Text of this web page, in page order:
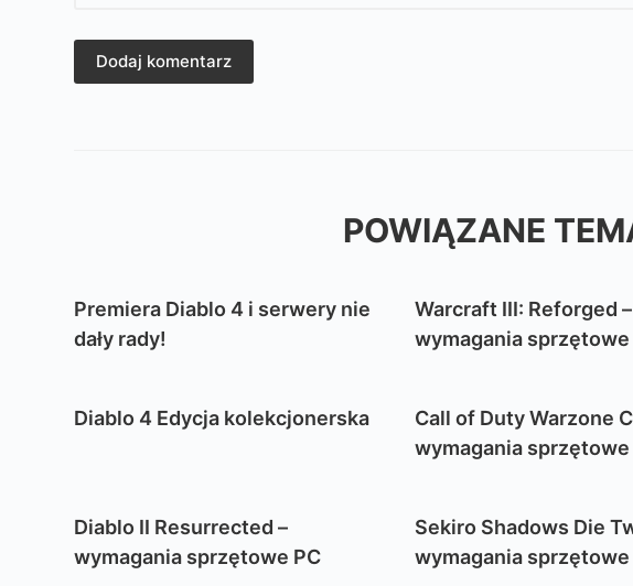
Dodaj komentarz
POWIĄZANE
Premiera Diablo 4 i serwery nie
dały rady!
Warcraft III: Reforged –
wymagania sprzętowe
Diablo 4 Edycja kolekcjonerska
Call of Duty Warzone
wymagania sprzętowe
Diablo II Resurrected –
wymagania sprzętowe PC
Sekiro Shadows Die
wymagania sprzętowe